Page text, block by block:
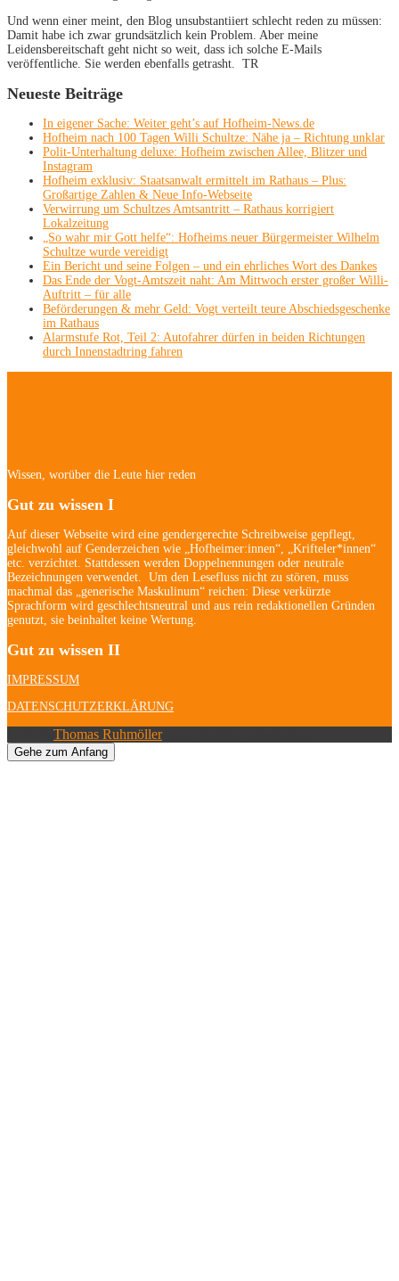
Und wenn einer meint, den Blog unsubstantiiert schlecht reden zu müssen:
Damit habe ich zwar grundsätzlich kein Problem. Aber meine
Leidensbereitschaft geht nicht so weit, dass ich solche E-Mails
veröffentliche. Sie werden ebenfalls getrasht. TR
Neueste Beiträge
In eigener Sache: Weiter geht’s auf Hofheim-News.de
Hofheim nach 100 Tagen Willi Schultze: Nähe ja – Richtung unklar
Polit-Unterhaltung deluxe: Hofheim zwischen Allee, Blitzer und
Instagram
Hofheim exklusiv: Staatsanwalt ermittelt im Rathaus – Plus:
Großartige Zahlen & Neue Info-Webseite
Verwirrung um Schultzes Amtsantritt – Rathaus korrigiert
Lokalzeitung
„So wahr mir Gott helfe“: Hofheims neuer Bürgermeister Wilhelm
Schultze wurde vereidigt
Ein Bericht und seine Folgen – und ein ehrliches Wort des Dankes
Das Ende der Vogt-Amtszeit naht: Am Mittwoch erster großer Willi-
Auftritt – für alle
Beförderungen & mehr Geld: Vogt verteilt teure Abschiedsgeschenke
im Rathaus
Alarmstufe Rot, Teil 2: Autofahrer dürfen in beiden Richtungen
durch Innenstadtring fahren
Wissen, worüber die Leute hier reden
Gut zu wissen I
Auf dieser Webseite wird eine gendergerechte Schreibweise gepflegt,
gleichwohl auf Genderzeichen wie „Hofheimer:innen“, „Krifteler*innen“
etc. verzichtet. Stattdessen werden Doppelnennungen oder neutrale
Bezeichnungen verwendet. Um den Lesefluss nicht zu stören, muss
machmal das „generische Maskulinum“ reichen: Diese verkürzte
Sprachform wird geschlechtsneutral und aus rein redaktionellen Gründen
genutzt, sie beinhaltet keine Wertung.
Gut zu wissen II
IMPRESSUM
DATENSCHUTZERKLÄRUNG
Thomas Ruhmöller| Alle Rechte vorbehalten.
Gehe zum Anfang